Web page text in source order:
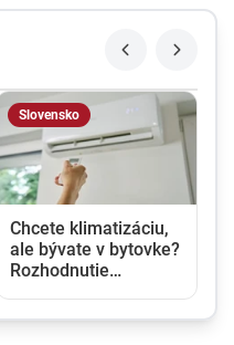
Slovensko
Chcete klimatizáciu,
ale bývate v bytovke?
Rozhodnutie